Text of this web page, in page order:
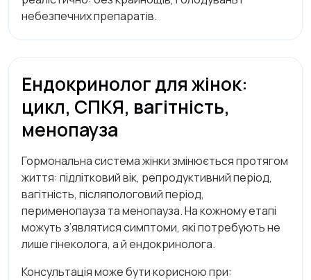
небезпечних препаратів.
Ендокринолог для жінок:
цикл, СПКЯ, вагітність,
менопауза
Гормональна система жінки змінюється протягом
життя: підлітковий вік, репродуктивний період,
вагітність, післяпологовий період,
перименопауза та менопауза. На кожному етапі
можуть з’являтися симптоми, які потребують не
лише гінеколога, а й ендокринолога.
Консультація може бути корисною при: